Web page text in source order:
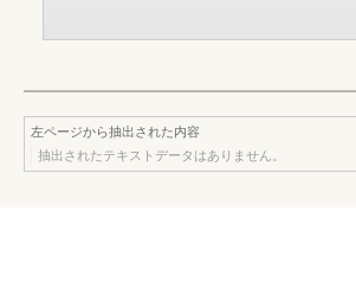
左ページから抽出された内容
抽出されたテキストデータはありません。